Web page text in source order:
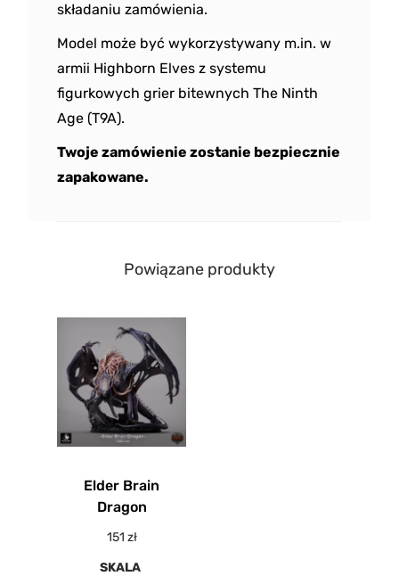
składaniu zamówienia.
Model może być wykorzystywany m.in. w
armii Highborn Elves z systemu
figurkowych grier bitewnych The Ninth
Age (T9A).
Twoje zamówienie zostanie bezpiecznie
zapakowane.
Powiązane produkty
Elder Brain
Dragon
151 zł
SKALA